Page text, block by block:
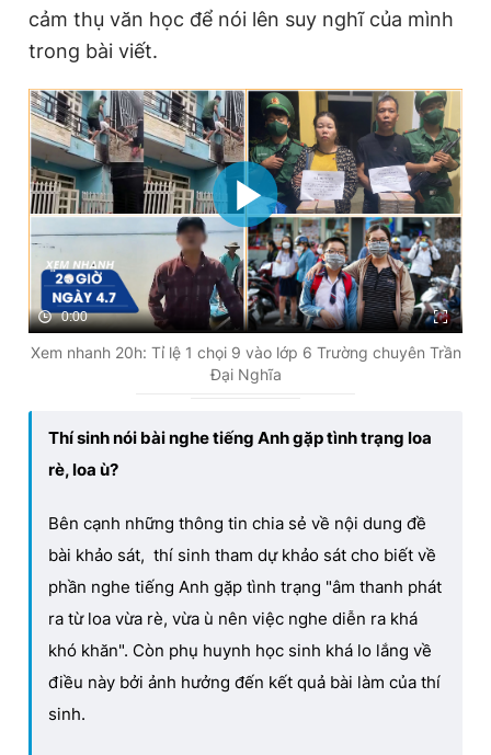
cảm thụ văn học để nói lên suy nghĩ của mình
trong bài viết.
0:00
Xem nhanh 20h: Tỉ lệ 1 chọi 9 vào lớp 6 Trường chuyên Trần
Đại Nghĩa
Thí sinh nói bài nghe tiếng Anh gặp tình trạng loa
rè, loa ù?
Bên cạnh những thông tin chia sẻ về nội dung đề
bài khảo sát, thí sinh tham dự khảo sát cho biết về
phần nghe tiếng Anh gặp tình trạng "âm thanh phát
ra từ loa vừa rè, vừa ù nên việc nghe diễn ra khá
khó khăn". Còn phụ huynh học sinh khá lo lắng về
điều này bởi ảnh hưởng đến kết quả bài làm của thí
sinh.